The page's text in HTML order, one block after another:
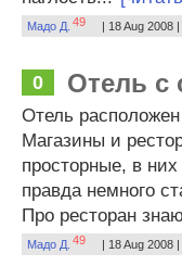
Мадо Д. 49 | 18 Aug 2008 |
0 Отель с
Отель
Магазины и
просторные, в
правда немного
Про ресторан
Мадо Д. 49 | 18 Aug 2008 |